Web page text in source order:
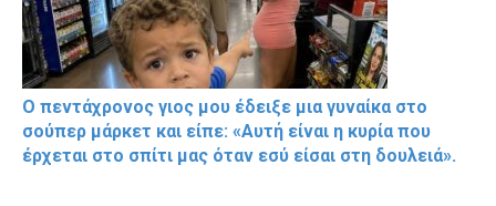
Ο πεντάχρονος γιος μου έδειξε μια γυναίκα στο
σούπερ μάρκετ και είπε: «Αυτή είναι η κυρία που
έρχεται στο σπίτι μας όταν εσύ είσαι στη δουλειά».